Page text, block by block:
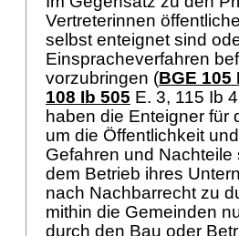
Vertreterinnen
selbst enteignet sind
Einspracheverfahren
vorzubringen (BGE 105
108 Ib 505 E. 3, 115 Ib
haben die Enteigner für
um die Öffentlichkeit
Gefahren und
dem Betrieb ihres
nach Nachbarrecht zu
mithin die Gemeinden
durch den Bau oder